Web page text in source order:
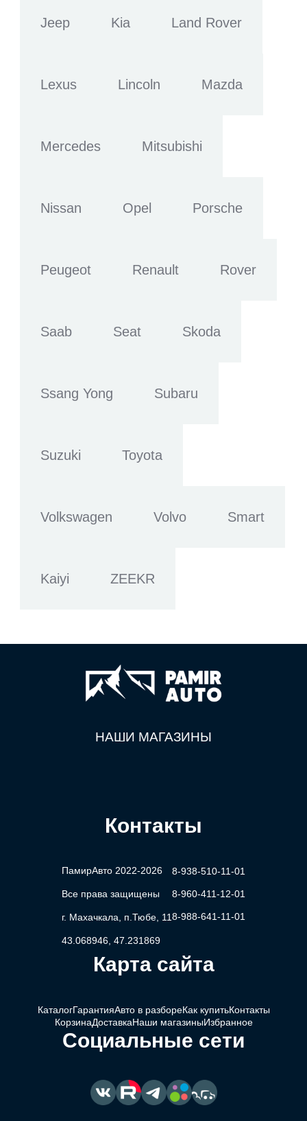
Jeep Kia Land Rover
Lexus Lincoln Mazda
Mercedes Mitsubishi
Nissan Opel Porsche
Peugeot Renault Rover
Saab Seat Skoda
Ssang Yong Subaru
Suzuki Toyota
Volkswagen Volvo Smart
Kaiyi ZEEKR
НАШИ МАГАЗИНЫ
Контакты
ПамирАвто 2022-2026
Все права защищены
г. Махачкала, п.Тюбе, 11
43.068946, 47.231869
8-938-510-11-01
8-960-411-12-01
8-988-641-11-01
Карта сайта
КаталогГарантияАвто в разбореКак купитьКонтакты
КорзинаДоставкаНаши магазиныИзбранное
Социальные сети